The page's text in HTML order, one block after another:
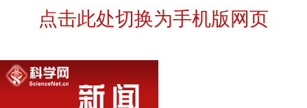
点击此处切换为手机版网页